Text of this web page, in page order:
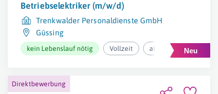
Betriebselektriker (m/w/d)
Trenkwalder Personaldienste GmbH
Güssing
kein Lebenslauf nötig Vollzeit ab 2.929,50€ pro
Direktbewerbung